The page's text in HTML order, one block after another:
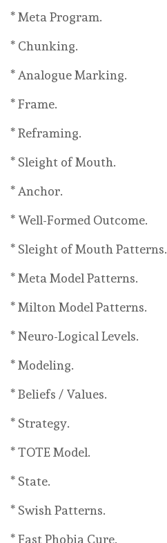
* Meta Program.
* Chunking.
* Analogue Marking.
* Frame.
* Reframing.
* Sleight of Mouth.
* Anchor.
* Well-Formed Outcome.
* Sleight of Mouth Patterns.
* Meta Model Patterns.
* Milton Model Patterns.
* Neuro-Logical Levels.
* Modeling.
* Beliefs / Values.
* Strategy.
* TOTE Model.
* State.
* Swish Patterns.
* Fast Phobia Cure.